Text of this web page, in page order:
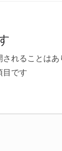
れることはあ
目です